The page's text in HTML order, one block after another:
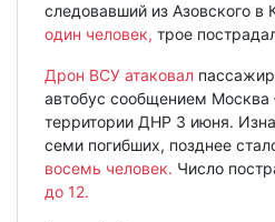
следовавший из Азовского в
один человек, трое
Дрон ВСУ атаковал
автобус сообщением
территории ДНР 3 июня.
семи погибших, позднее
восемь человек. Число
до 12.